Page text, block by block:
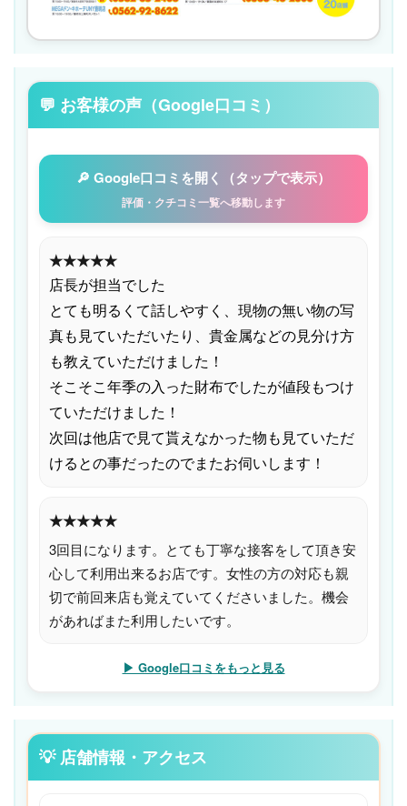
💬 お客様の声（Google口コミ）
🔎 Google口コミを開く（タップで表示）
評価・クチコミ一覧へ移動します
★★★★★
店長が担当でした
とても明るくて話しやすく、現物の無い物の写
真も見ていただいたり、貴金属などの見分け方
も教えていただけました！
そこそこ年季の入った財布でしたが値段もつけ
ていただけました！
次回は他店で見て貰えなかった物も見ていただ
けるとの事だったのでまたお伺いします！
★★★★★
3回目になります。とても丁寧な接客をして頂き安
心して利用出来るお店です。女性の方の対応も親
切で前回来店も覚えていてくださいました。機会
があればまた利用したいです。
▶ Google口コミをもっと見る
💡 店舗情報・アクセス